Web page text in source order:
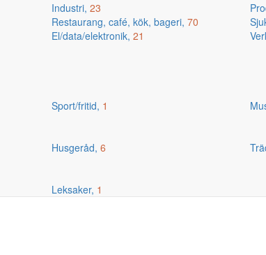
Industri, 23
Restaurang, café, kök, bageri, 70
El/data/elektronik, 21
Sport/fritid, 1
Husgeråd, 6
Leksaker, 1